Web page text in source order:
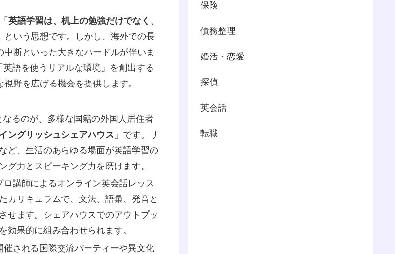
英語学習は、机上の勉強だけでなく、
という思想です。しかし、海外での長
断といった大きなハードルが伴いま
語を使うリアルな環境」を創出する
野を広げる機会を提供します。
るのが、多様な国籍の外国人居住者
イングリッシュシェアハウス 」です。リ
ど、生活のあらゆる場面が英語学習の
グ力とスピーキング力を磨けます。
ロ講師によるオンライン英会話レッス
カリキュラムで、文法、語彙、発音と
せます。シェアハウスでのアウトプッ
効果的に組み合わせられます。
催される国際交流パーティーや異文化
保険
債務整理
婚活・恋愛
探偵
英会話
転職